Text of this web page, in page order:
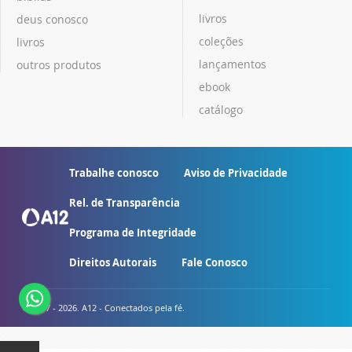
deus conosco
livros
outros produtos
livros
coleções
lançamentos
ebook
catálogo
Trabalhe conosco Aviso de Privacidade
Rel. de Transparência
Programa de Integridade
Direitos Autorais Fale Conosco
© 2007 - 2026. A12 - Conectados pela fé.